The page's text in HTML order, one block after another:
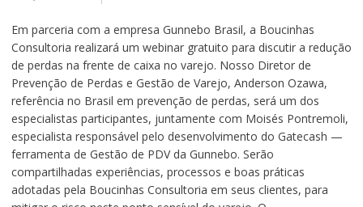
Em parceria com a empresa Gunnebo Brasil, a Boucinhas
Consultoria realizará um webinar gratuito para discutir a redução
de perdas na frente de caixa no varejo. Nosso Diretor de
Prevenção de Perdas e Gestão de Varejo, Anderson Ozawa,
referência no Brasil em prevenção de perdas, será um dos
especialistas participantes, juntamente com Moisés Pontremoli,
especialista responsável pelo desenvolvimento do Gatecash —
ferramenta de Gestão de PDV da Gunnebo. Serão
compartilhadas experiências, processos e boas práticas
adotadas pela Boucinhas Consultoria em seus clientes, para